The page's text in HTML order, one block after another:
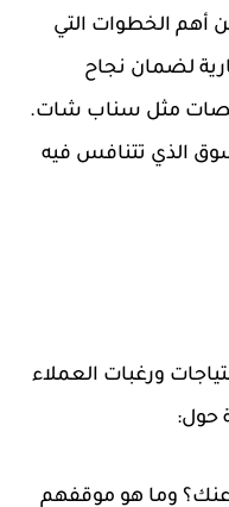
أهم الخطوات التي
لضمان نجاح
منصات مثل سناب شات.
الذي تتنافس فيه
ورغبات العملاء
حول:
عنك؟ وما هو موقفهم